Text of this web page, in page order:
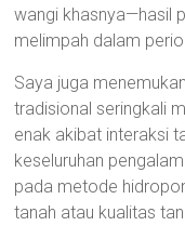
wangi khasnya—hasil
melimpah dalam
Saya juga
tradisional seringkali
enak akibat interaksi
keseluruhan
pada metode
tanah atau kualitas